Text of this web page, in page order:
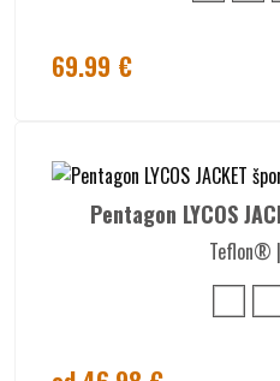
69.99 €
Pentagon LYCOS
Teflon®